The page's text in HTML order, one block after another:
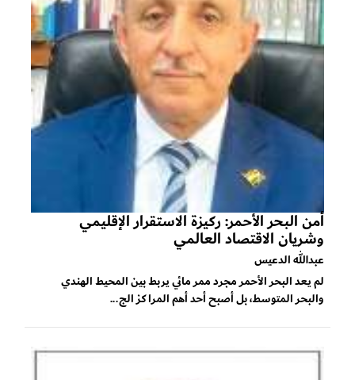
أمن البحر الأحمر: ركيزة الاستقرار الإقليمي
وشريان الاقتصاد العالمي
عبدالله الدعيس
لم يعد البحر الأحمر مجرد ممر مائي يربط بين المحيط الهندي
والبحر المتوسط، بل أصبح أحد أهم المراكز الج...